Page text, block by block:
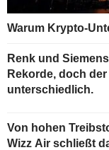
Warum Krypto-
Renk und
Rekorde, doch
unterschiedlich.
Von hohen
Wizz Air schließt